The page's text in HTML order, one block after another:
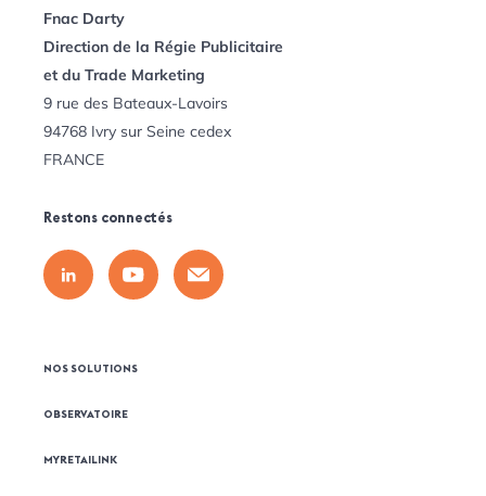
Fnac Darty
Direction de la Régie Publicitaire
et du Trade Marketing
9 rue des Bateaux-Lavoirs
94768 Ivry sur Seine cedex
FRANCE
Restons connectés
NOS SOLUTIONS
OBSERVATOIRE
MYRETAILINK